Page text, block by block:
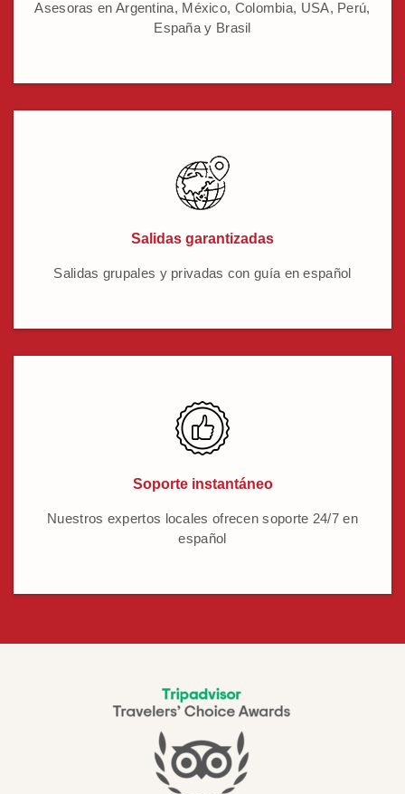
Asesoras en Argentina, México, Colombia, USA, Perú,
España y Brasil
Salidas garantizadas
Salidas grupales y privadas con guía en español
Soporte instantáneo
Nuestros expertos locales ofrecen soporte 24/7 en
español